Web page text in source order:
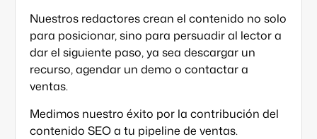
Nuestros redactores crean el contenido no solo
para posicionar, sino para persuadir al lector a
dar el siguiente paso, ya sea descargar un
recurso, agendar un demo o contactar a
ventas.
Medimos nuestro éxito por la contribución del
contenido SEOa tu pipeline de ventas.